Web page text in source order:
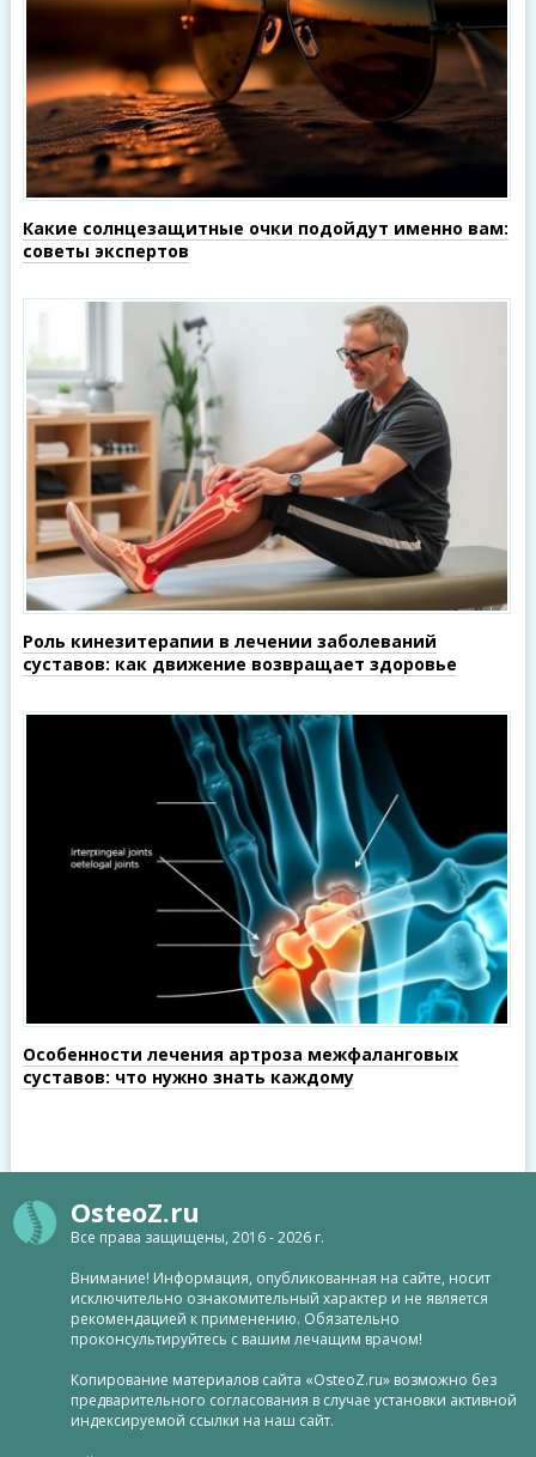
Какие солнцезащитные очки подойдут именно вам:
советы экспертов
Роль кинезитерапии в лечении заболеваний
суставов: как движение возвращает здоровье
Особенности лечения артроза межфаланговых
суставов: что нужно знать каждому
OsteoZ.ru
Все права защищены, 2016 - 2026 г.
Внимание! Информация, опубликованная на сайте, носит
исключительно ознакомительный характер и не является
рекомендацией к применению. Обязательно
проконсультируйтесь с вашим лечащим врачом!
Копирование материалов сайта «OsteoZ.ru» возможно без
предварительного согласования в случае установки активной
индексируемой ссылки на наш сайт.